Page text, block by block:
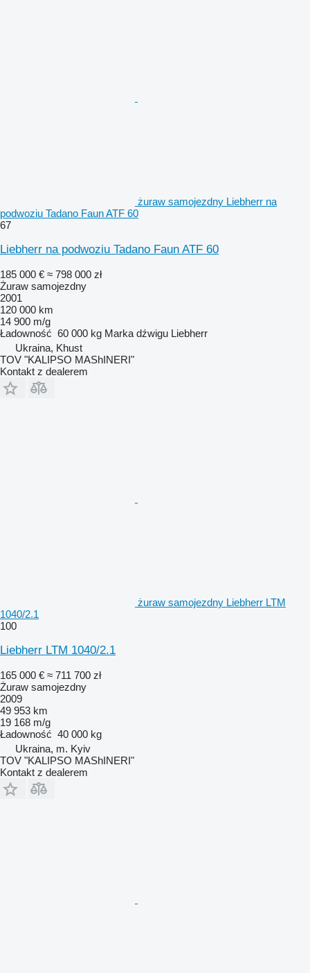
żuraw samojezdny Liebherr na
podwoziu Tadano Faun ATF 60
67
Liebherr na podwoziu Tadano Faun ATF 60
185 000 € ≈ 798 000 zł
Żuraw samojezdny
2001
120 000 km
14 900 m/g
Ładowność 60 000 kg Marka dźwigu Liebherr
Ukraina, Khust
TOV "KALIPSO MAShINERI"
Kontakt z dealerem
żuraw samojezdny Liebherr LTM
1040/2.1
100
Liebherr LTM 1040/2.1
165 000 € ≈ 711 700 zł
Żuraw samojezdny
2009
49 953 km
19 168 m/g
Ładowność 40 000 kg
Ukraina, m. Kyiv
TOV "KALIPSO MAShINERI"
Kontakt z dealerem